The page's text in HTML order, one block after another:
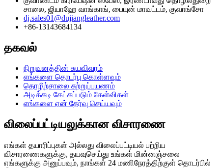
சாலை, ஜியாஹே வாங்காங், பையுன் மாவட்டம், குவாங்சோ
dj.sales01@dujiangleather.com
+86-13143684134
தகவல்
நிறுவனத்தின் சுயவிவரம்
எங்களை தொடர்பு கொள்ளவும்
தொழிற்சாலை சுற்றுப்பயணம்
அடிக்கடி கேட்கப்படும் கேள்விகள்
எங்களை ஏன் தேர்வு செய்யவும்
விலைப்பட்டியலுக்கான விசாரணை
எங்கள் தயாரிப்புகள் அல்லது விலைப்பட்டியல் பற்றிய
விசாரணைகளுக்கு, தயவுசெய்து உங்கள் மின்னஞ்சலை
எங்களுக்கு அனுப்பவும், நாங்கள் 24 மணிநேரத்திற்குள் தொடர்பில்